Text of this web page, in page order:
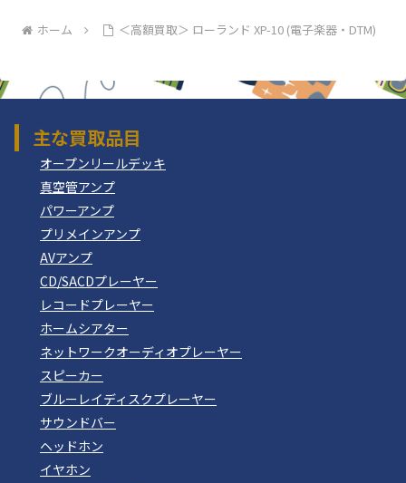
ホーム ＜高額買取＞ ローランド XP-10 (電子楽器・DTM)
主な買取品目
オープンリールデッキ
真空管アンプ
パワーアンプ
プリメインアンプ
AVアンプ
CD/SACDプレーヤー
レコードプレーヤー
ホームシアター
ネットワークオーディオプレーヤー
スピーカー
ブルーレイディスクプレーヤー
サウンドバー
ヘッドホン
イヤホン